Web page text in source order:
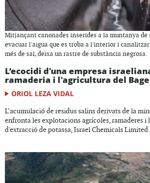
Mitjançant canonades inserides a la muntanya
evacuar l'aigua que es troba a l'interior i
més de sal, deixa un rastre de substància negrosa.
L’ecocidi d'una empresa
ramaderia i l'agricultura del
ORIOL LEZA VIDAL
L’acumulació de residus salins derivats de la
enfronta les explotacions agrícoles, ramaderes i
d'extracció de potassa, Israel Chemicals